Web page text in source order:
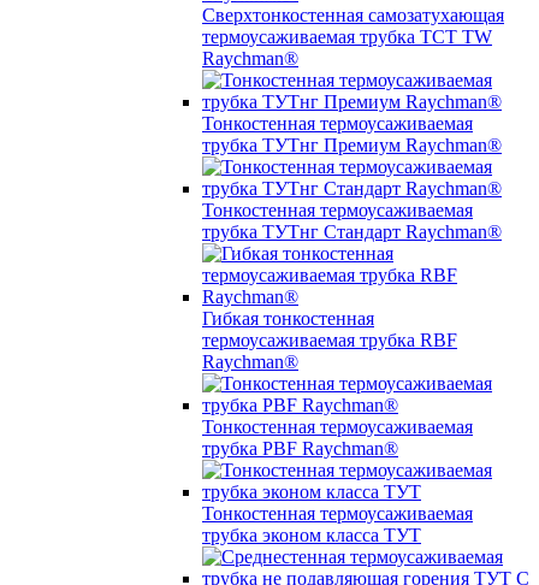
Сверхтонкостенная самозатухающая
термоусаживаемая трубка ТCT TW
Raychman®
Тонкостенная термоусаживаемая
трубка ТУТнг Премиум Raychman®
Тонкостенная термоусаживаемая
трубка ТУТнг Стандарт Raychman®
Гибкая тонкостенная
термоусаживаемая трубка RBF
Raychman®
Тонкостенная термоусаживаемая
трубка PBF Raychman®
Тонкостенная термоусаживаемая
трубка эконом класса ТУТ